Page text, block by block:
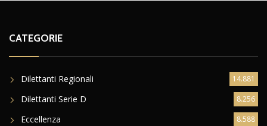
CATEGORIE
Dilettanti Regionali 14.881
Dilettanti Serie D 8.256
Eccellenza 8.588